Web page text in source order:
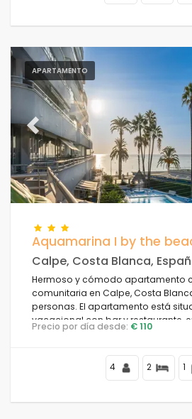
APARTAMENTO
Previous
Aquamarina I by the
Calpe, Costa Blanca,
Hermoso y cómodo apartamento
comunitaria en Calpe, Costa
personas. El apartamento está
vacacional con bar y restaurante,
residencial de playa, cerca de
kilómetros del centro de Calpe y a
Precio por día desde: € 110
4 2 1